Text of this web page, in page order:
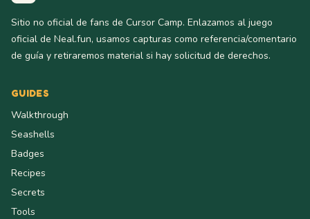
Sitio no oficial de fans de Cursor Camp. Enlazamos al juego
oficial de Neal.fun, usamos capturas como referencia/comentario
de guía y retiraremos material si hay solicitud de derechos.
GUIDES
Walkthrough
Seashells
Badges
Recipes
Secrets
Tools